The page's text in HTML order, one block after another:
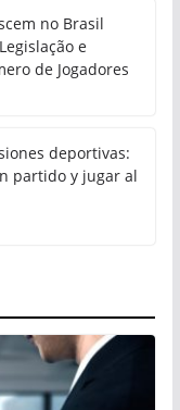
no Brasil
e
de Jogadores
deportivas:
partido y jugar al